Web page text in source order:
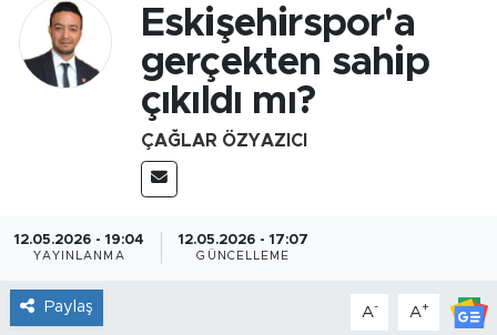
Eskişehirspor'a
gerçekten sahip
çıkıldı mı?
ÇAĞLAR ÖZYAZICI
12.05.2026 - 19:04
YAYINLANMA
12.05.2026 - 17:07
GÜNCELLEME
Paylaş A- A+
Eğitim
Gündem
Eskişehirspor
Sağlık
Kültür Sanat
Eskişehir Namaz Vakitleri
Eskişehir Trafik Yoğunluk Haritası
Süper Lig Puan Durumu ve Fikstür
Tüm Manşetler
Son Dakika Haberleri
Haber Arşivi